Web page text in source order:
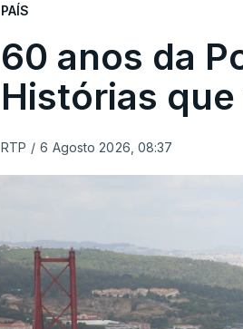
PAÍS
60 anos da
Histórias
RTP / 6 Agosto 2026, 08:37